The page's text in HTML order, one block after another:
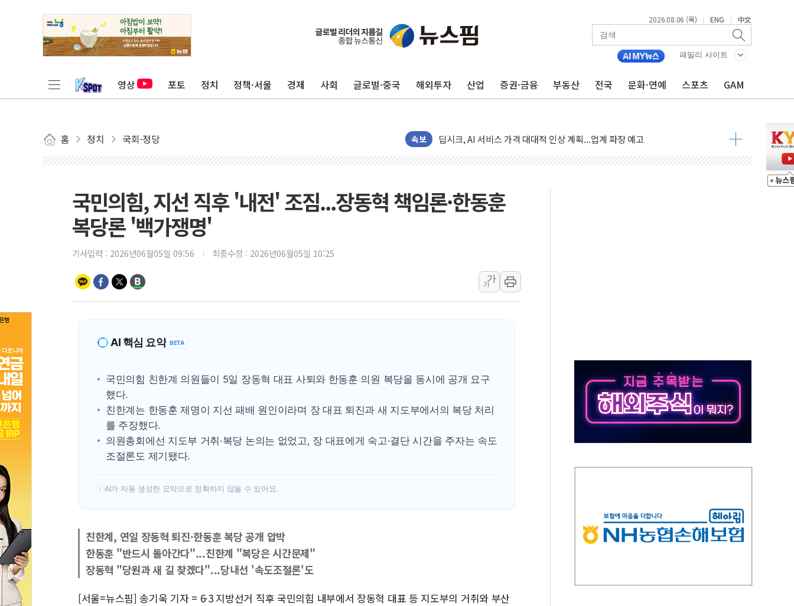
2026.08.06 (목) | ENG | 中文
패밀리 사이트
영상 포토 정치 정책·서울 경제 사회 글로벌·중국 해외투자 산업 증권·금융 부동산 전국 문화·연예 스포츠 GAM
홈 정치 국회·정당 속보
서울 아파트값 0.26%↑…상승폭 커졌지만 고가주택 밀집된 강남·서초 둔화
효성중공업, 덴마크에 초고압변압기 첫 공급...국가 전력망에 첫 입성
CJ프레시웨이, 2분기 영업익 14.2% 감소…"온라인 사업으로 성장"
초박빙 경선에 친명계 '추가 투표' 요구...친청계 응집력 '희석' 전략 통할까
KCC, 실적은 주춤했지만…'매출 절반' 실리콘 반등에 하반기 기대
정점식 "사관학교 통합 정치 프레임에 졸속 추진…'잼데믹' 안보까지 몰고 와"
트럼프, 워시 연준의장과 수시 통화…독립성 논란 재점화
'40도 극한 폭염' 내일 절정…주말 주춤 후 다시 불볕더위
삼성전자, 넷리스트와 5년 전략적 제휴…HBM 특허 분쟁 종결
한국앤컴퍼니그룹, "AI는 도구 아닌 동료"…현업 중심 AX 가속
李대통령 "취약계층 돼 가는 청년들…실제 수요에 맞게 정책 정비"
中 미국 신장 제재에 '강경 맞 보복' 대미 드론 수출 통제· 기업 제재
국민의힘, 지선 직후 '내전' 조짐...장동혁 책임론·한동훈
복당론 '백가쟁명'
기사입력 : 2026년06월05일 09:56 최종수정 : 2026년06월05일 10:25
가
가
AI 핵심 요약 BETA
국민의힘 친한계 의원들이 5일 장동혁 대표 사퇴와 한동훈 의원 복당을 동시에 공개 요구
했다.
친한계는 한동훈 제명이 지선 패배 원인이라며 장 대표 퇴진과 새 지도부에서의 복당 처리
를 주장했다.
의원총회에선 지도부 거취·복당 논의는 없었고, 장 대표에게 숙고·결단 시간을 주자는 속도
조절론도 제기됐다.
! AI가 자동 생성한 요약으로 정확하지 않을 수 있어요.
친한계, 연일 장동혁 퇴진·한동훈 복당 공개 압박
한동훈 "반드시 돌아간다"...친한계 "복당은 시간문제"
장동혁 "당원과 새 길 찾겠다"...당내선 '속도조절론'도
[서울=뉴스핌] 송기욱 기자 = 6·3 지방선거 직후 국민의힘 내부에서 장동혁 대표 등 지도부의 거취와 부산